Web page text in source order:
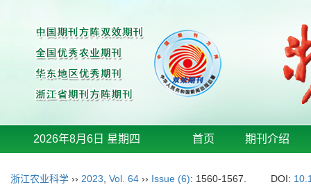
2026年8月6日 星期四 首页 期刊介绍
浙江农业科学 ›› 2023 Vol. 64 ›› Issue (6): 1560-1567. DOI: